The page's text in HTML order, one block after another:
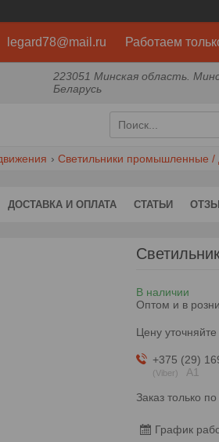
legard78@mail.ru Работаем
223051 Минская область.
Беларусь
Светильники промышленные /
ДОСТАВКА И ОПЛАТА СТАТЬИ
В наличии
Оптом и в
Цену уточняйте
+375 (29)
Viber
А1
Заказ только
График